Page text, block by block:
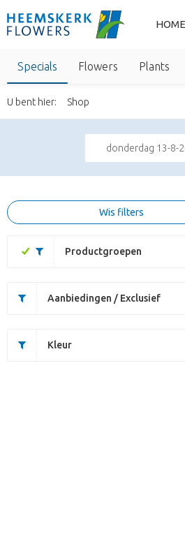
HOME
Specials Flowers Plants
U bent hier: Shop
donderdag 13-8-
Wis filters
Productgroepen
Aanbiedingen / Exclusief
Kleur